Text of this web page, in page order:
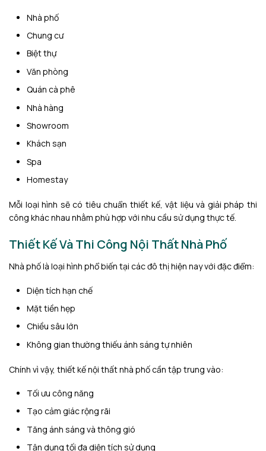
Nhà phố
Chung cư
Biệt thự
Văn phòng
Quán cà phê
Nhà hàng
Showroom
Khách sạn
Spa
Homestay
Mỗi loại hình sẽ có tiêu chuẩn thiết kế, vật liệu và giải pháp thi
công khác nhau nhằm phù hợp với nhu cầu sử dụng thực tế.
Thiết Kế Và Thi Công Nội Thất Nhà Phố
Nhà phố là loại hình phổ biến tại các đô thị hiện nay với đặc điểm:
Diện tích hạn chế
Mặt tiền hẹp
Chiều sâu lớn
Không gian thường thiếu ánh sáng tự nhiên
Chính vì vậy, thiết kế nội thất nhà phố cần tập trung vào:
Tối ưu công năng
Tạo cảm giác rộng rãi
Tăng ánh sáng và thông gió
Tận dụng tối đa diện tích sử dụng